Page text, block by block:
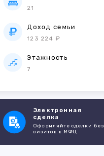
21
Доход семьи
123 224 ₽
Этажность
7
Электронная
сделка
Оформляйте сделки без
визитов в МФЦ